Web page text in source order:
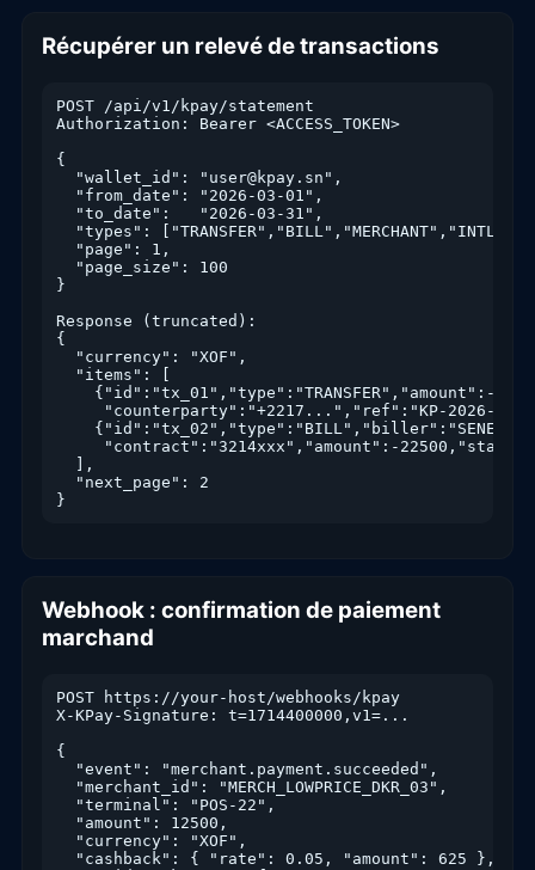
Récupérer un relevé de transactions
POST /api/v1/kpay/statement
Authorization: Bearer <ACCESS_TOKEN>
{
  "wallet_id": "user@kpay.sn",
  "from_date": "2026-03-01",
  "to_date":   "2026-03-31",
  "types": ["TRANSFER","BILL","MERCHANT","INTL"],
  "page": 1,
  "page_size": 100
}
Response (truncated):
{
  "currency": "XOF",
  "items": [
{"id":"tx_01","type":"TRANSFER","amount":-
"counterparty":"+2217...","ref":"KP-2026-
"contract":"3214xxx","amount":-
  ],
  "next_page": 2
}
Webhook : confirmation de paiement
marchand
POST https://your-host/webhooks/kpay
X-KPay-Signature: t=1714400000,v1=...
{
  "event": "merchant.payment.succeeded",
  "merchant_id": "MERCH_LOWPRICE_DKR_03",
  "terminal": "POS-22",
  "amount": 12500,
  "currency": "XOF",
  "cashback": { "rate": 0.05, "amount": 625 },